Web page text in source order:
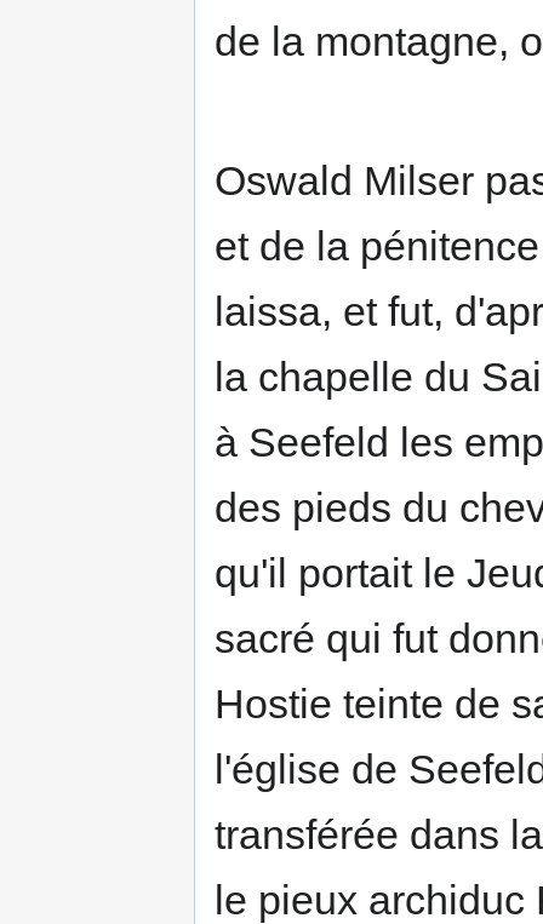
de la montagne,
Oswald Milser
et de la
laissa, et fut,
la chapelle du
à Seefeld les
des pieds du
qu'il portait le
sacré qui fut
Hostie teinte de
l'église de
transférée dans
le pieux archiduc